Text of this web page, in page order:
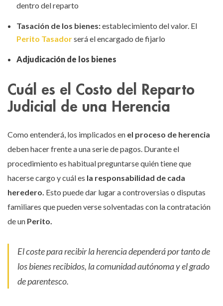
dentro del reparto
Tasación de los bienes:establecimiento del valor. El
Perito Tasadorserá el encargado de fijarlo
Adjudicación de los bienes
Cuál es el Costo del Reparto
Judicial de una Herencia
Como entenderá, los implicados en el proceso de herencia
deben hacer frente a una serie de pagos. Durante el
procedimiento es habitual preguntarse quién tiene que
hacerse cargo y cuál es la responsabilidad de cada
heredero. Esto puede dar lugar a controversias o disputas
familiares que pueden verse solventadas con la contratación
de un Perito.
El coste para recibir la herencia dependerá por tanto de
los bienes recibidos, la comunidad autónoma y el grado
de parentesco.